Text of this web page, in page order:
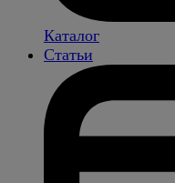
Каталог
Статьи